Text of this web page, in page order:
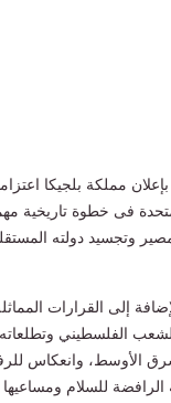
بإعلان مملكة بلجيكا
المتحدة فى خطوة
إلى القرارات
الفلسطيني
الأوسط، وانعكاس
الرافضة للسلام